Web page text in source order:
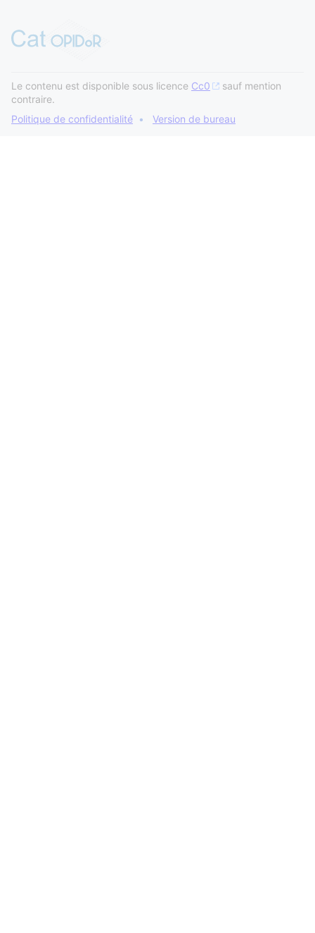
Le contenu est disponible sous licence Cc0
sauf mention
contraire.
Politique de confidentialité
Version de bureau